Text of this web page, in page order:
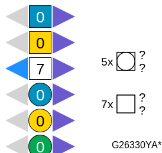
G26330YA*